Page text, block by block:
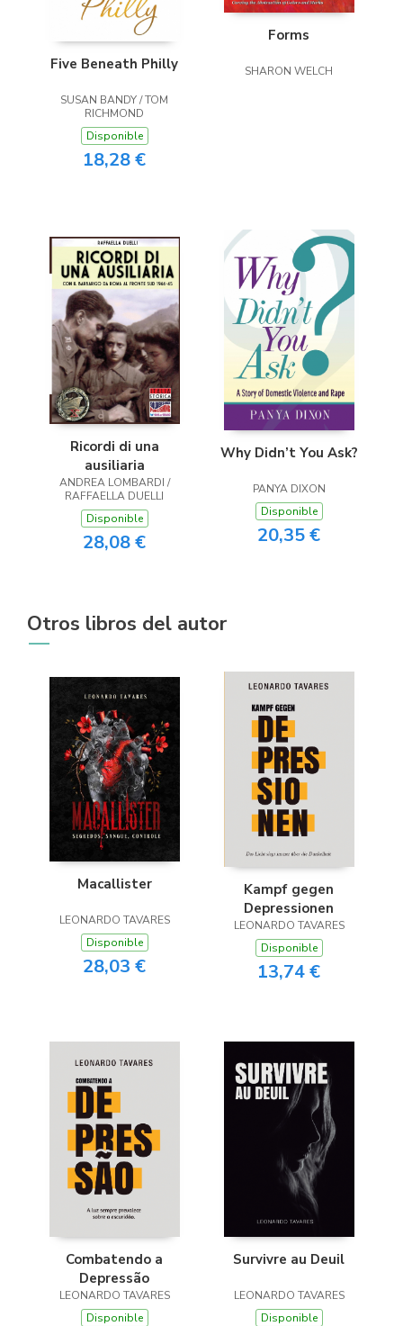
Five Beneath Philly
SUSAN BANDY / TOM
RICHMOND
Disponible
18,28 €
Forms
SHARON WELCH
Ricordi di una
ausiliaria
ANDREA LOMBARDI /
RAFFAELLA DUELLI
Disponible
28,08 €
Why Didn’t You Ask?
PANYA DIXON
Disponible
20,35 €
Otros libros del autor
Macallister
LEONARDO TAVARES
Disponible
28,03 €
Kampf gegen
Depressionen
LEONARDO TAVARES
Disponible
13,74 €
Combatendo a
Depressão
LEONARDO TAVARES
Disponible
Survivre au Deuil
LEONARDO TAVARES
Disponible